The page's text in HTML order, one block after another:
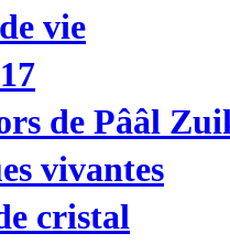
vie
de Pââl
vivantes
cristal